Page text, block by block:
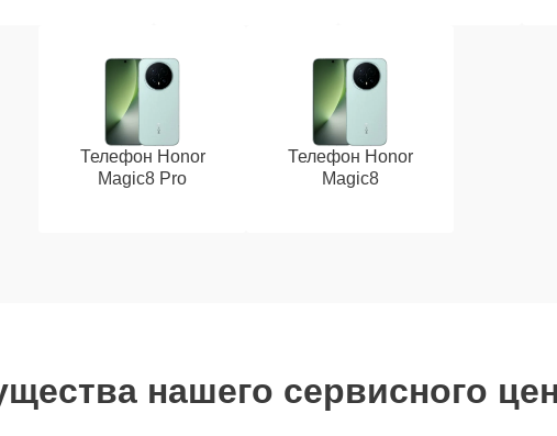
Телефон Honor
Magic8 Pro
Телефон Honor
Magic8
нашего сервисного